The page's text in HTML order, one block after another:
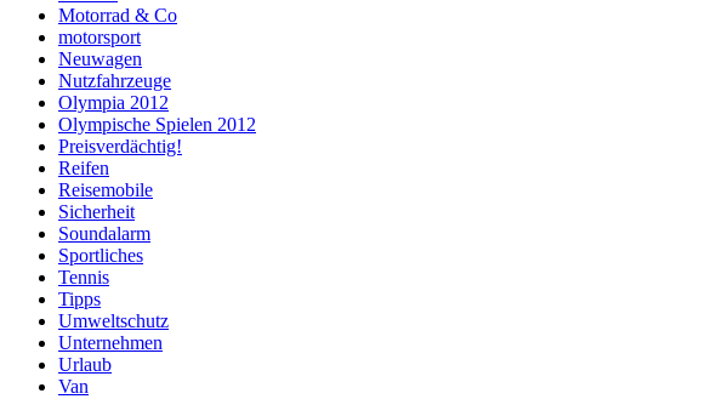
Motorrad & Co
motorsport
Neuwagen
Nutzfahrzeuge
Olympia 2012
Olympische Spielen 2012
Preisverdächtig!
Reifen
Reisemobile
Sicherheit
Soundalarm
Sportliches
Tennis
Tipps
Umweltschutz
Unternehmen
Urlaub
Van